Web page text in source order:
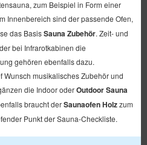
zum Beispiel in Form einer
Innenbereich sind der passende Ofen,
das BasisSauna Zubehör. Zeit- und
bei Infrarotkabinen die
gehören ebenfalls dazu.
musikalisches Zubehör und
die Indoor oderOutdoor Sauna
braucht derSaunaofen Holzzum
Punkt der Sauna-Checkliste.